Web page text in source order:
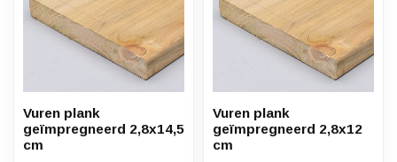
Vuren plank
geïmpregneerd 2,8x14,5
cm
Vuren plank
geïmpregneerd 2,8x12
cm